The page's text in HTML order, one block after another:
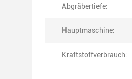
Abgräbertiefe:
Hauptmaschine:
Kraftstoffverbrauch: